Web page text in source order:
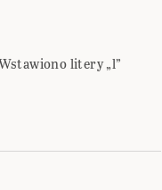
litery „l”